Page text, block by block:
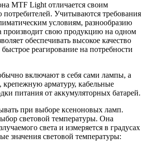
MTF Light отличается своим
Учитываются требования
условиям, разнообразию
свою продукцию на одном
обеспечивать высокое качество
реагирование на потребности
включают в себя сами лампы, а
крепежную арматуру, кабельные
питания от аккумуляторных батарей.
при выборе ксеноновых ламп.
световой температуры. Она
света и измеряется в градусах
значения световой температуры: